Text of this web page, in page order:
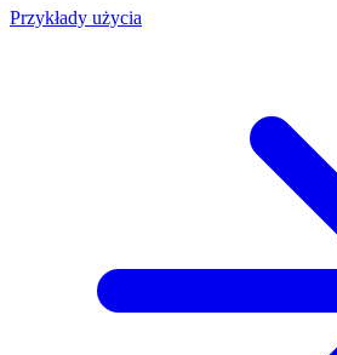
Przykłady użycia